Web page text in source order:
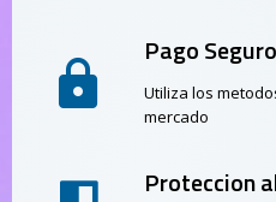
Pago Seguro
Utiliza los
mercado
Proteccion